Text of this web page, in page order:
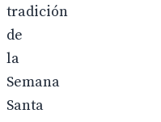
tradición
de
la
Semana
Santa